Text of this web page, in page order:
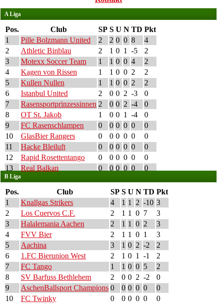
A Liga
Pos. Club SP S U N TD Pkt
1
Pille Bolzmann United 2 2 0 0 8
4
2
Athletic Binblau 2 1 0 1 -5
2
3
Motexx Soccer Team 1 1 0 0 4
2
4
Kagen von Rissen 1 1 0 0 2
2
5
Kullen Nullen 1 1 0 0 2
2
6
Istanbul United 2 0 0 2 -3
0
7
Rasensportprinzessinnen 2 0 0 2 -4
0
8
OT St. Jakob 1 0 0 1 -4
0
9
FC Rasenschlampen 0 0 0 0 0
0
10
GlasBier Rangers 0 0 0 0 0
0
11
Hacke Bleiluft 0 0 0 0 0
0
12
Rapid Rosettentango 0 0 0 0 0
0
13
Real Balkan 0 0 0 0 0 0
B Liga
Pos. Club SP S U N TD Pkt
1
Knallgas Strikers 4 1 1 2 -10 3
2
Los Cuervos C.F. 2 1 1 0 7
3
3
Halalemania Aachen 2 1 1 0 2
3
4
FVV Bier 2 1 1 0 1
3
5
Aachina 3 1 0 2 -2
2
6
1.FC Bierunion West 2 1 0 1 -1
2
7
FC Tango 1 1 0 0 5
2
8
SV Barfuss Bethlehem 2 0 0 2 -2
0
9
AschenBallsport Champions 0 0 0 0 0
0
10
FC Twinky 0 0 0 0 0 0